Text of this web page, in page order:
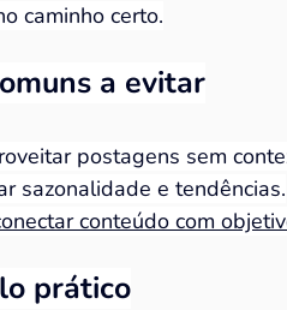
caminho certo.
a evitar
postagens sem
sazonalidade e tendências.
conteúdo com
prático